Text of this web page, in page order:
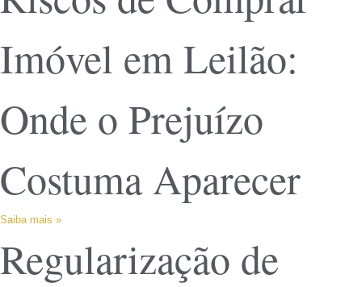
Imóvel em Leilão:
Onde o Prejuízo
Costuma Aparecer
Saiba mais »
Regularização de